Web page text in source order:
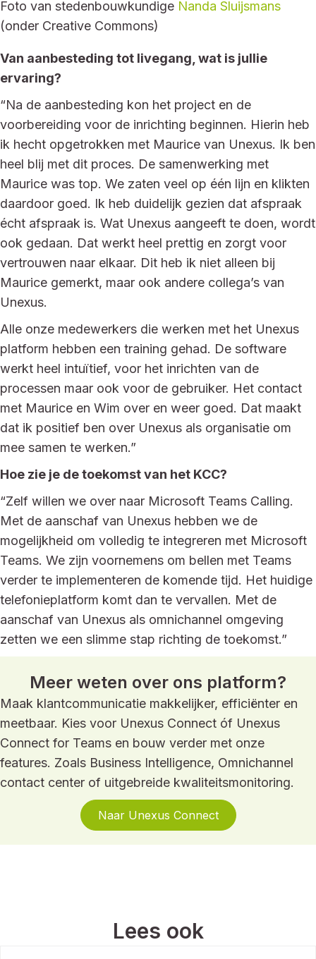
Foto van stedenbouwkundige Nanda Sluijsmans
(onder Creative Commons)
Van aanbesteding tot livegang, wat is jullie
ervaring?
“Na de aanbesteding kon het project en de
voorbereiding voor de inrichting beginnen. Hierin heb
ik hecht opgetrokken met Maurice van Unexus. Ik ben
heel blij met dit proces. De samenwerking met
Maurice was top. We zaten veel op één lijn en klikten
daardoor goed. Ik heb duidelijk gezien dat afspraak
écht afspraak is. Wat Unexus aangeeft te doen, wordt
ook gedaan. Dat werkt heel prettig en zorgt voor
vertrouwen naar elkaar. Dit heb ik niet alleen bij
Maurice gemerkt, maar ook andere collega’s van
Unexus.
Alle onze medewerkers die werken met het Unexus
platform hebben een training gehad. De software
werkt heel intuïtief, voor het inrichten van de
processen maar ook voor de gebruiker. Het contact
met Maurice en Wim over en weer goed. Dat maakt
dat ik positief ben over Unexus als organisatie om
mee samen te werken.”
Hoe zie je de toekomst van het KCC?
“Zelf willen we over naar Microsoft Teams Calling.
Met de aanschaf van Unexus hebben we de
mogelijkheid om volledig te integreren met Microsoft
Teams. We zijn voornemens om bellen met Teams
verder te implementeren de komende tijd. Het huidige
telefonieplatform komt dan te vervallen. Met de
aanschaf van Unexus als omnichannel omgeving
zetten we een slimme stap richting de toekomst.”
Meer weten over ons platform?
Maak klantcommunicatie makkelijker, efficiënter en
meetbaar. Kies voor Unexus Connect óf Unexus
Connect for Teams en bouw verder met onze
features. Zoals Business Intelligence, Omnichannel
contact center of uitgebreide kwaliteitsmonitoring.
Naar Unexus Connect
Lees ook